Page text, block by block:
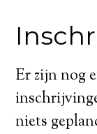
Er zijn nog
niets